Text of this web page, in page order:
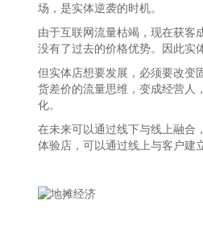
场，是实体逆袭的时机。
由于互联网流量枯竭，现在获客
没有了过去的价格优势。因此实
但实体店想要发展，必须要改变
货差价的流量思维，变成经营人
化。
在未来可以通过线下与线上融合
体验店，可以通过线上与客户建